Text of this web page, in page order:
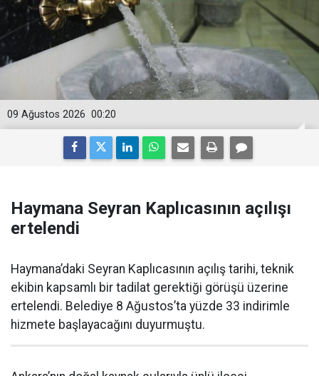
00:20
09 Ağustos 2026
Haymana Seyran Kaplıcasının açılışı
ertelendi
Haymana’daki Seyran Kaplıcasının açılış tarihi, teknik
ekibin kapsamlı bir tadilat gerektiği görüşü üzerine
ertelendi. Belediye 8 Ağustos’ta yüzde 33 indirimle
hizmete başlayacağını duyurmuştu.